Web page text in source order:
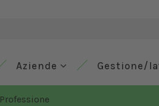
Aziende Gestione/
Professione